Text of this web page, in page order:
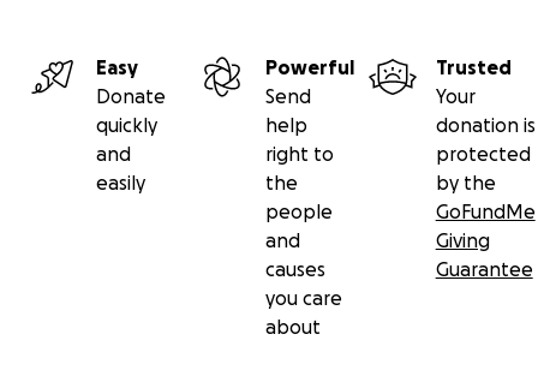
Easy
Donate
quickly
and
easily
Powerful
Send
help
right to
the
people
and
causes
you care
about
Trusted
Your
donation is
protected
by the
GoFundMe
Giving
Guarantee